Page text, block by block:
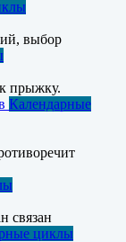
выбор
прыжку.
Календарные
связан
циклы